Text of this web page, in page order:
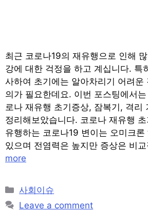
최근 코로나19의 재유행으로 인해
강에 대한 걱정을 하고 계십니다. 특
사하여 초기에는 알아차리기 어려운
의가 필요한데요. 이번 포스팅에서
로나 재유행 초기증상, 잠복기, 격리
정리해보았습니다. 코로나 재유행
유행하는 코로나19 변이는 오미크
있으며 전염력은 높지만 증상은 비
more
Categories
사회이슈
Leave a comment